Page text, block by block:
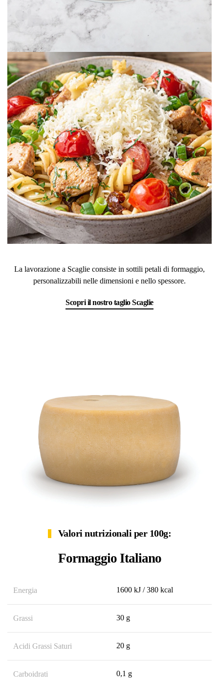
La lavorazione a Scaglie consiste in sottili petali di formaggio,
personalizzabili nelle dimensioni e nello spessore.
Scopri il nostro taglio Scaglie
Valori nutrizionali per 100g:
Formaggio Italiano
Energia 1600 kJ / 380 kcal
Grassi 30 g
Acidi Grassi Saturi 20 g
Carboidrati 0,1 g